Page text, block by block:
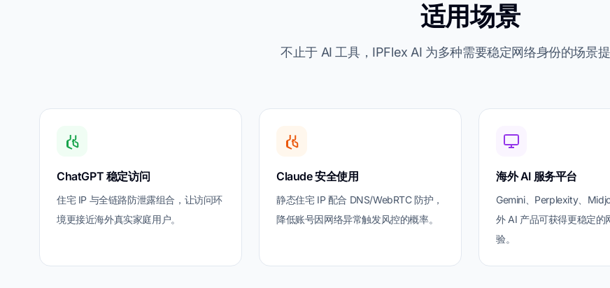
适用场景
不止于 AI 工具，IPFlex AI 为多种需要稳定网络身份的场景提
ChatGPT 稳定访问
住宅 IP 与全链路防泄露组合，让访问环
境更接近海外真实家庭用户。
Claude 安全使用
静态住宅 IP 配合 DNS/WebRTC 防护，
降低账号因网络异常触发风控的概率。
海外 AI 服务平台
Gemini、Perplexity、
外 AI 产品可获得更稳定的
验。